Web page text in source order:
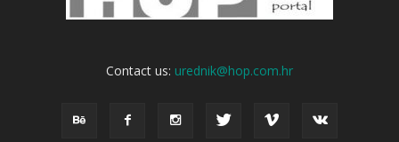
Contact us: urednik@hop.com.hr